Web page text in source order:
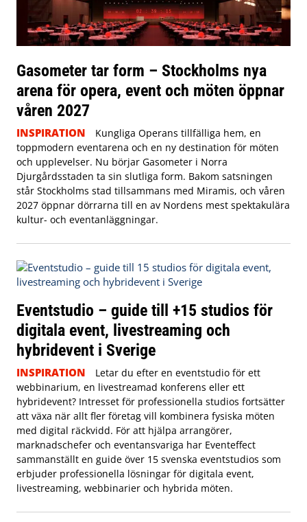
Gasometer tar form – Stockholms nya
arena för opera, event och möten öppnar
våren 2027
INSPIRATION
Kungliga Operans tillfälliga hem, en
toppmodern eventarena och en ny destination för möten
och upplevelser. Nu börjar Gasometer i Norra
Djurgårdsstaden ta sin slutliga form. Bakom satsningen
står Stockholms stad tillsammans med Miramis, och våren
2027 öppnar dörrarna till en av Nordens mest spektakulära
kultur- och eventanläggningar.
Eventstudio – guide till +15 studios för
digitala event, livestreaming och
hybridevent i Sverige
INSPIRATION
Letar du efter en eventstudio för ett
webbinarium, en livestreamad konferens eller ett
hybridevent? Intresset för professionella studios fortsätter
att växa när allt fler företag vill kombinera fysiska möten
med digital räckvidd. För att hjälpa arrangörer,
marknadschefer och eventansvariga har Eventeffect
sammanställt en guide över 15 svenska eventstudios som
erbjuder professionella lösningar för digitala event,
livestreaming, webbinarier och hybrida möten.